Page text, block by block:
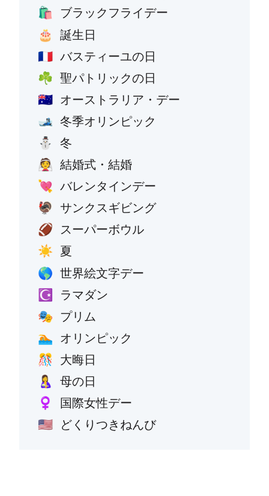
🛍️ ブラックフライデー
🎂 誕生日
🇫🇷 バスティーユの日
☘️ 聖パトリックの日
🇦🇺 オーストラリア・デー
🎿 冬季オリンピック
⛄ 冬
👰 結婚式・結婚
💘 バレンタインデー
🦃 サンクスギビング
🏈 スーパーボウル
☀️ 夏
🌎 世界絵文字デー
☪️ ラマダン
🎭 プリム
🏊 オリンピック
🎊 大晦日
🤱 母の日
♀️ 国際女性デー
🇺🇸 どくりつきねんび